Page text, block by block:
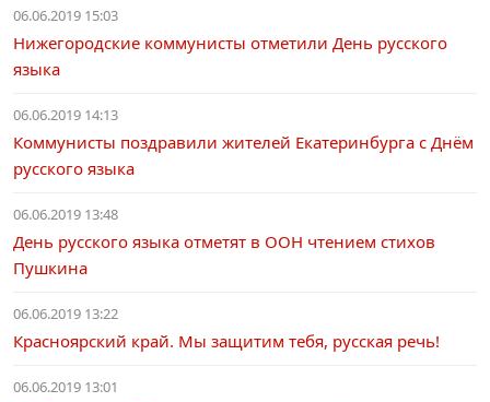
06.06.2019 15:03
Нижегородские коммунисты отметили День русского
языка
06.06.2019 14:13
Коммунисты поздравили жителей Екатеринбурга с Днём
русского языка
06.06.2019 13:48
День русского языка отметят в ООН чтением стихов
Пушкина
06.06.2019 13:22
Красноярский край. Мы защитим тебя, русская речь!
06.06.2019 13:01